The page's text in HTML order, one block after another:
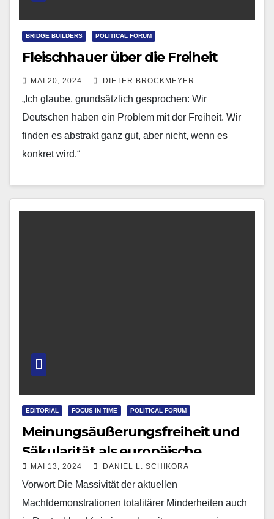
BRIDGE BUILDERS POLITICAL FORUM
Fleischhauer über die Freiheit
MAI 20, 2024 DIETER BROCKMEYER
„Ich glaube, grundsätzlich gesprochen: Wir
Deutschen haben ein Problem mit der Freiheit. Wir
finden es abstrakt ganz gut, aber nicht, wenn es
konkret wird.“
EDITORIAL FOCUS IN TIME POLITICAL FORUM
Meinungsäußerungsfreiheit und
Säkularität als europäische
Errungenschaften
MAI 13, 2024 DANIEL L. SCHIKORA
Vorwort Die Massivität der aktuellen
Machtdemonstrationen totalitärer Minderheiten auch